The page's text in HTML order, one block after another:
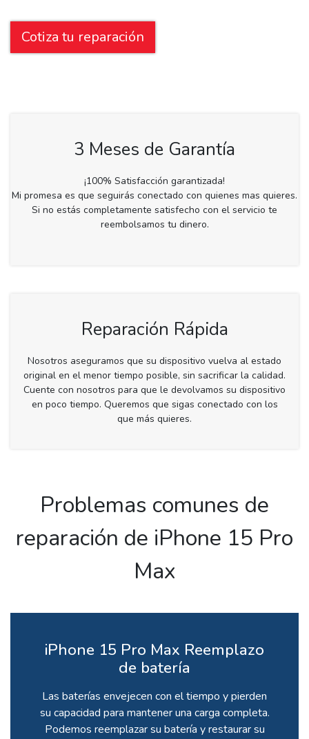
Cotiza tu reparación
3 Meses de Garantía
¡100% Satisfacción garantizada!
Mi promesa es que seguirás conectado con quienes mas quieres.
Si no estás completamente satisfecho con el servicio te
reembolsamos tu dinero.
Reparación Rápida
Nosotros aseguramos que su dispositivo vuelva al estado
original en el menor tiempo posible, sin sacrificar la calidad.
Cuente con nosotros para que le devolvamos su dispositivo
en poco tiempo. Queremos que sigas conectado con los
que más quieres.
Problemas comunes de
reparación de iPhone 15 Pro
Max
iPhone 15 Pro Max Reemplazo
de batería
Las baterías envejecen con el tiempo y pierden
su capacidad para mantener una carga completa.
Podemos reemplazar su batería y restaurar su